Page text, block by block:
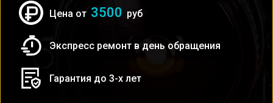
Цена от 3500 руб
Экспресс ремонт в день обращения
Гарантия до 3-х лет